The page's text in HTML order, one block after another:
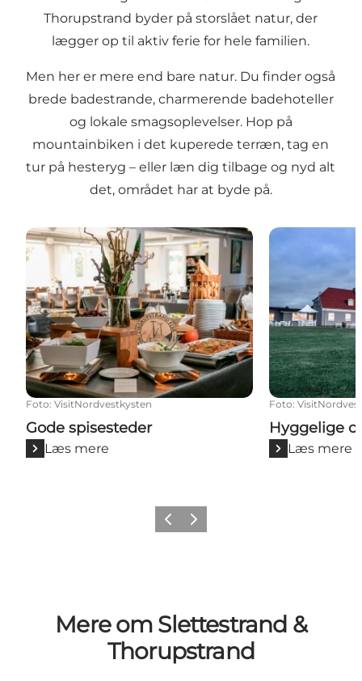
Thorupstrand byder på storslået natur, der
lægger op til aktiv ferie for hele familien.
Men her er mere end bare natur. Du finder også
brede badestrande, charmerende badehoteller
og lokale smagsoplevelser. Hop på
mountainbiken i det kuperede terræn, tag en
tur på hesteryg – eller læn dig tilbage og nyd alt
det, området har at byde på.
Gode spisesteder
Foto: VisitNordvestkysten
Gode spisesteder
Læs mere
Hyggelige
Foto:
Hyggelige
Læs mere
ForrigeNæste
Mere om Slettestrand &
Thorupstrand